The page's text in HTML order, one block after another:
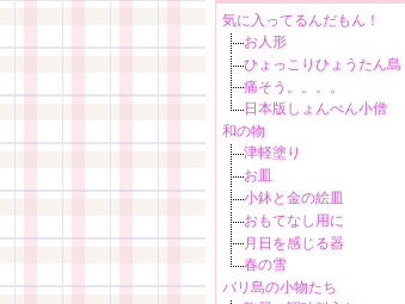
気に入ってるんだもん！
お人形
ひょっこりひょうたん島
痛そう。。。。
日本版しょんべん小僧
和の物
津軽塗り
お皿
小鉢と金の絵皿
おもてなし用に
月日を感じる器
春の雪
バリ島の小物たち